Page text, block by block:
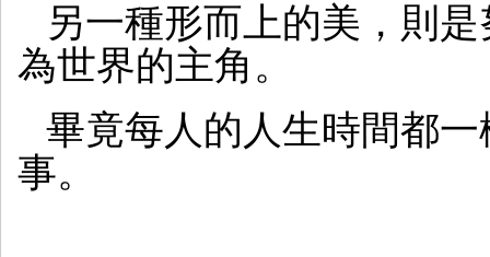
另一種形而上的美，則
為世界的主角。
畢竟每人的人生時間都
事。